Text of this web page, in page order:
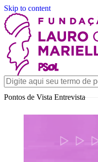
Skip to content
Pontos de Vista Entrevista